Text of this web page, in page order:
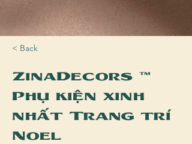
< Back
ZinaDecors |
Phụ kiện xinh
nhất Trang trí
Noel